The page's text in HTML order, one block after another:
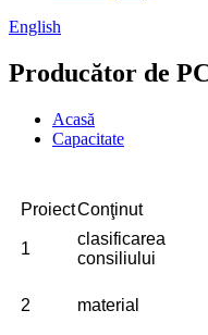
English
Producător de
Acasă
Capacitate
ProiectConţinut
1
clasificarea
consiliului
2 material